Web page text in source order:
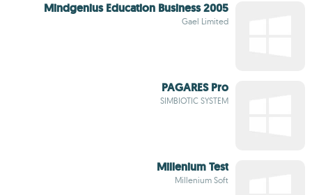
Mindgenius Education Business 2005
Gael Limited
PAGARES Pro
SIMBIOTIC SYSTEM
Millenium Test
Millenium Soft